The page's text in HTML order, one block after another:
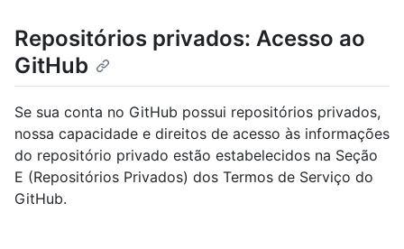
Repositórios privados: Acesso ao
GitHub
Se sua conta no GitHub possui repositórios privados,
nossa capacidade e direitos de acesso às informações
do repositório privado estão estabelecidos na Seção
E (Repositórios Privados) dos Termos de Serviço do
GitHub.